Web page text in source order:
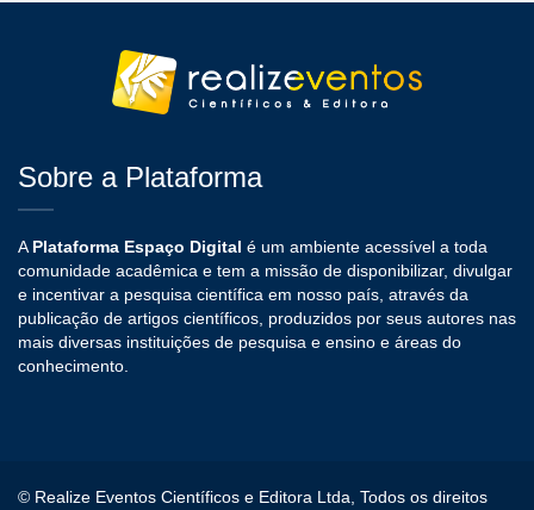
Sobre a Plataforma
A Plataforma Espaço Digital é um ambiente acessível a toda
comunidade acadêmica e tem a missão de disponibilizar, divulgar
e incentivar a pesquisa científica em nosso país, através da
publicação de artigos científicos, produzidos por seus autores nas
mais diversas instituições de pesquisa e ensino e áreas do
conhecimento.
© Realize Eventos Científicos e Editora Ltda, Todos os direitos